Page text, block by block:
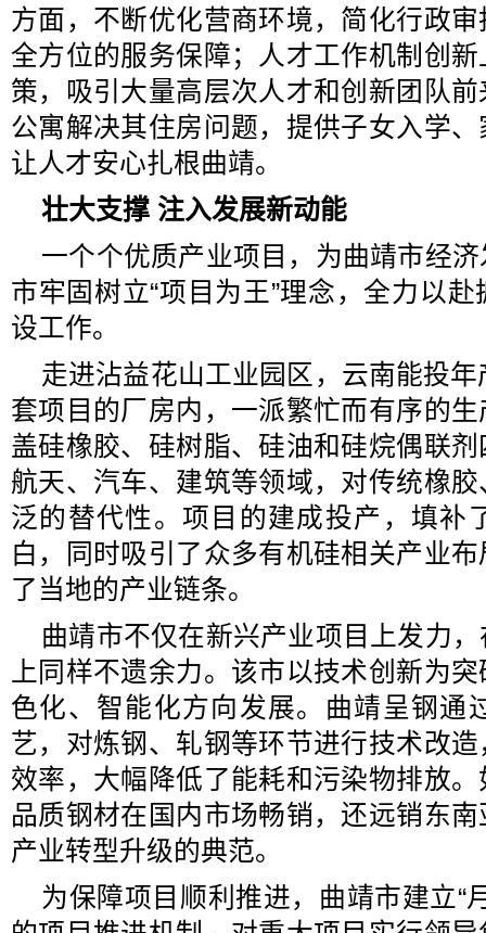
方面，不断优化营商环境，简化行政
全方位的服务保障；人才工作机制创
策，吸引大量高层次人才和创新团队
公寓解决其住房问题，提供子女入学
让人才安心扎根曲靖。
壮大支撑 注入发展新动能
一个个优质产业项目，为曲靖市经
市牢固树立“项目为王”理念，全力以
设工作。
走进沾益花山工业园区，云南能投
套项目的厂房内，一派繁忙而有序的
盖硅橡胶、硅树脂、硅油和硅烷偶联
航天、汽车、建筑等领域，对传统橡
泛的替代性。项目的建成投产，填补
白，同时吸引了众多有机硅相关产业
了当地的产业链条。
曲靖市不仅在新兴产业项目上发力
上同样不遗余力。该市以技术创新为
色化、智能化方向发展。曲靖呈钢通
艺，对炼钢、轧钢等环节进行技术改
效率，大幅降低了能耗和污染物排放
品质钢材在国内市场畅销，还远销东
产业转型升级的典范。
为保障项目顺利推进，曲靖市建立“